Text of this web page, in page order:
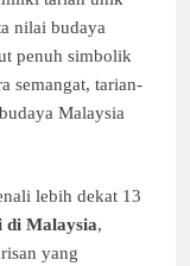
nilai budaya
penuh simbolik
semangat, tarian-
Malaysia
lebih dekat 13
di Malaysia,
yang